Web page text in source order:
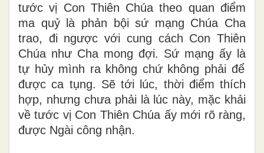
tước vị Con Thiên Chúa theo quanđiểm
ma quỷlà phản bội sứ mạng Chúa Cha
trao, đi ngược với cung cách Con Thiên
Chúa như Cha mong đợi. Sứ mạng ấy là
tự hủy mình ra không chứkhông phải để
được ca tụng. Sẽtới lúc, thời điểm thích
hợp, nhưng chưa phải làlúc này, mặc khải
về tước vị Con Thiên Chúa ấy mới rõràng,
được Ngài công nhận.